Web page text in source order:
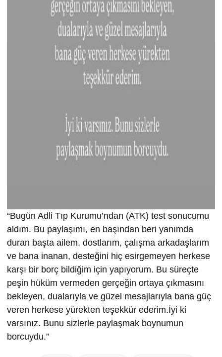
“Bugün Adli Tıp Kurumu’ndan (ATK) test sonucumu
aldım. Bu paylaşımı, en başından beri yanımda
duran başta ailem, dostlarım, çalışma arkadaşlarım
ve bana inanan, desteğini hiç esirgemeyen herkese
karşı bir borç bildiğim için yapıyorum. Bu süreçte
peşin hüküm vermeden gerçeğin ortaya çıkmasını
bekleyen, dualarıyla ve güzel mesajlarıyla bana güç
veren herkese yürekten teşekkür ederim.İyi ki
varsınız. Bunu sizlerle paylaşmak boynumun
borcuydu.”